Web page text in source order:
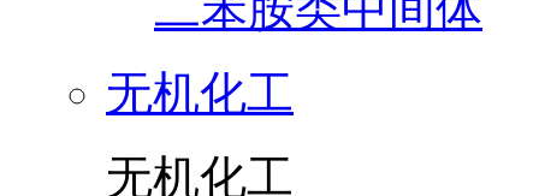
无机化工
无机化工